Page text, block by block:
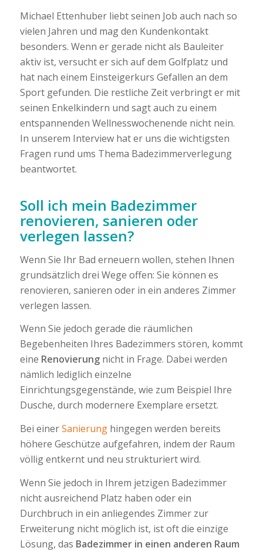
Michael Ettenhuber liebt seinen Job auch nach so
vielen Jahren und mag den Kundenkontakt
besonders. Wenn er gerade nicht als Bauleiter
aktiv ist, versucht er sich auf dem Golfplatz und
hat nach einem Einsteigerkurs Gefallen an dem
Sport gefunden. Die restliche Zeit verbringt er mit
seinen Enkelkindern und sagt auch zu einem
entspannenden Wellnesswochenende nicht nein.
In unserem Interview hat er uns die wichtigsten
Fragen rund ums Thema Badezimmerverlegung
beantwortet.
Soll ich mein Badezimmer
renovieren, sanieren oder
verlegen lassen?
Wenn Sie Ihr Bad erneuern wollen, stehen Ihnen
grundsätzlich drei Wege offen: Sie können es
renovieren, sanieren oder in ein anderes Zimmer
verlegen lassen.
Wenn Sie jedoch gerade die räumlichen
Begebenheiten Ihres Badezimmers stören, kommt
eine Renovierungnicht in Frage. Dabei werden
nämlich lediglich einzelne
Einrichtungsgegenstände, wie zum Beispiel Ihre
Dusche, durch modernere Exemplare ersetzt.
Bei einerSanierunghingegen werden bereits
höhere Geschütze aufgefahren, indem der Raum
völlig entkernt und neu strukturiert wird.
Wenn Sie jedoch in Ihrem jetzigen Badezimmer
nicht ausreichend Platz haben oder ein
Durchbruch in ein anliegendes Zimmer zur
Erweiterung nicht möglich ist, ist oft die einzige
Lösung, das Badezimmer in einen anderen Raum